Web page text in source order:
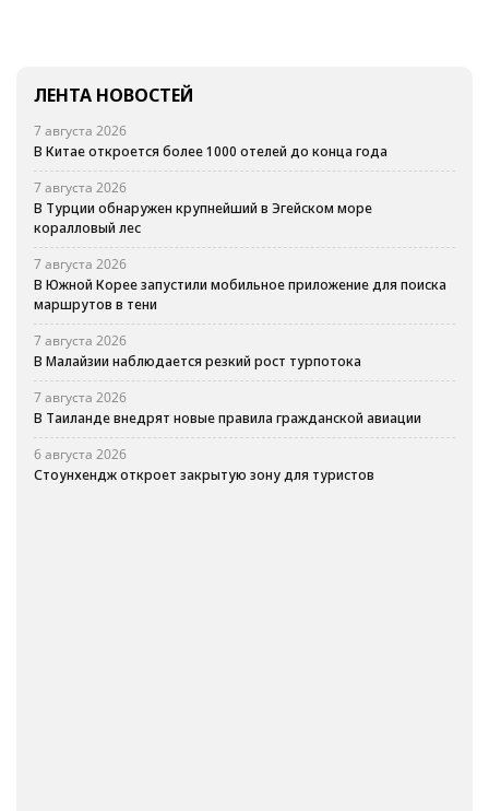
ЛЕНТА НОВОСТЕЙ
7 августа 2026
В Китае откроется более 1000 отелей до конца года
7 августа 2026
В Турции обнаружен крупнейший в Эгейском море
коралловый лес
7 августа 2026
В Южной Корее запустили мобильное приложение для поиска
маршрутов в тени
7 августа 2026
В Малайзии наблюдается резкий рост турпотока
7 августа 2026
В Таиланде внедрят новые правила гражданской авиации
6 августа 2026
Стоунхендж откроет закрытую зону для туристов